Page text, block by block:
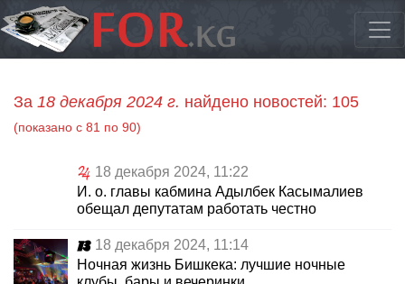
За 18 декабря 2024 г. найдено новостей: 105
(показано с 81 по 90)
18 декабря 2024, 11:22
И. о. главы кабмина Адылбек Касымалиев
обещал депутатам работать честно
18 декабря 2024, 11:14
Ночная жизнь Бишкека: лучшие ночные